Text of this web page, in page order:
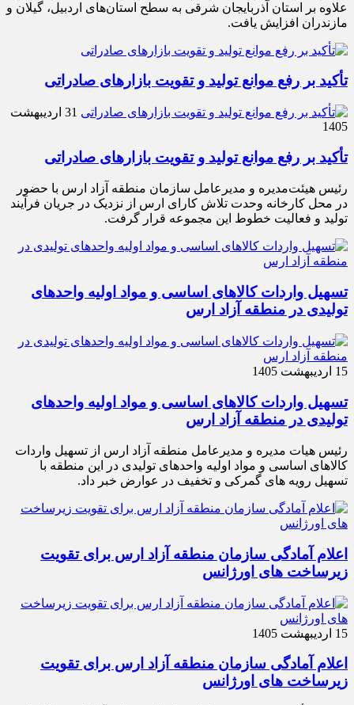
علاوه بر استان آذربایجان شرقی به سطح استان‌های اردبیل، گیلان و
مازندران افزایش یافت.
تأکید بر رفع موانع تولید و تقویت بازارهای صادراتی
31 اردیبهشت
1405
تأکید بر رفع موانع تولید و تقویت بازارهای صادراتی
رئیس هیئت‌مدیره و مدیرعامل سازمان منطقه آزاد ارس با حضور
در محل کارخانه وحدت تلاش کارای ارس از نزدیک در جریان فرآیند
تولید و فعالیت خطوط این مجموعه قرار گرفت.
تسهیل واردات کالاهای اساسی و مواد اولیه واحدهای
تولیدی در منطقه آزاد ارس
15 اردیبهشت 1405
تسهیل واردات کالاهای اساسی و مواد اولیه واحدهای
تولیدی در منطقه آزاد ارس
رئیس هیات مدیره و مدیرعامل منطقه آزاد ارس از تسهیل واردات
کالاهای اساسی و مواد اولیه واحدهای تولیدی در این منطقه با
تسهیل رویه های گمرکی و تخفیف در عوارض خبر داد.
اعلام آمادگی سازمان منطقه آزاد ارس برای تقویت
زیرساخت‌ های اورژانس
15 اردیبهشت 1405
اعلام آمادگی سازمان منطقه آزاد ارس برای تقویت
زیرساخت‌ های اورژانس